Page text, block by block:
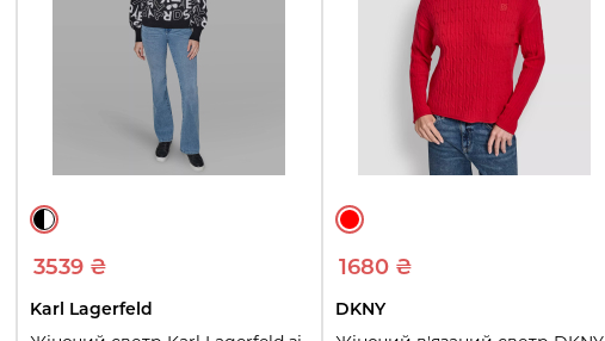
3539 ₴
Karl Lagerfeld
1680 ₴
DKNY